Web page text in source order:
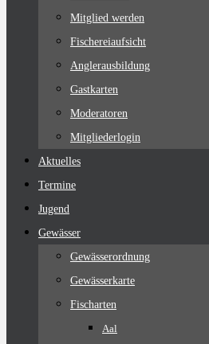
Mitglied werden
Fischereiaufsicht
Anglerausbildung
Gastkarten
Moderatoren
Mitgliederlogin
Aktuelles
Termine
Jugend
Gewässer
Gewässerordnung
Gewässerkarte
Fischarten
Aal